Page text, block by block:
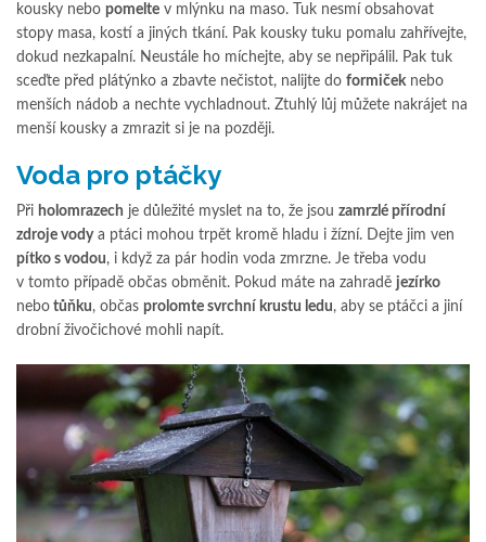
kousky nebo pomelte v mlýnku na maso. Tuk nesmí obsahovat
stopy masa, kostí a jiných tkání. Pak kousky tuku pomalu zahřívejte,
dokud nezkapalní. Neustále ho míchejte, aby se nepřipálil. Pak tuk
sceďte před plátýnko a zbavte nečistot, nalijte do formičeknebo
menších nádob a nechte vychladnout. Ztuhlý lůj můžete nakrájet na
menší kousky a zmrazit si je na později.
Voda pro ptáčky
Při holomrazech je důležité myslet na to, že jsou zamrzlé přírodní
zdroje vodya ptáci mohou trpět kromě hladu i žízní. Dejte jim ven
pítko s vodou, i když za pár hodin voda zmrzne. Je třeba vodu
v tomto případě občas obměnit. Pokud máte na zahradě jezírko
nebo tůňku, občas prolomte svrchní krustu ledu, aby se ptáčci a jiní
drobní živočichové mohli napít.